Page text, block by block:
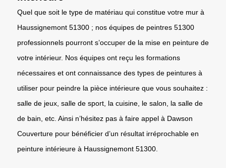
Quel que soit le type de matériau qui constitue votre mur à
Haussignemont 51300 ; nos équipes de peintres 51300
professionnels pourront s’occuper de la mise en peinture de
votre intérieur. Nos équipes ont reçu les formations
nécessaires et ont connaissance des types de peintures à
utiliser pour peindre la pièce intérieure que vous souhaitez :
salle de jeux, salle de sport, la cuisine, le salon, la salle de
de bain, etc. Ainsi n’hésitez pas à faire appel à Dawson
Couverture pour bénéficier d’un résultat irréprochable en
peinture intérieure à Haussignemont 51300.